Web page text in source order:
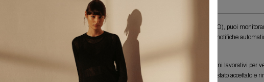
un reso seguendo le nostre istruzioni (consulta la sezione RICHIEDI UN RESO), puoi
number che trovi sull’etichetta di reso sul sito del corriere e, se lo desideri, attivare le notifiche
sullo stato della spedizione del tuo reso.
cui il tuo reso risulta consegnato presso il nostro magazzino, abbiamo fino a 14 giorni lavorativi per
elaborare il rimborso. Riceverai una e-mail automatica non appena il tuo reso sarà stato accettato e